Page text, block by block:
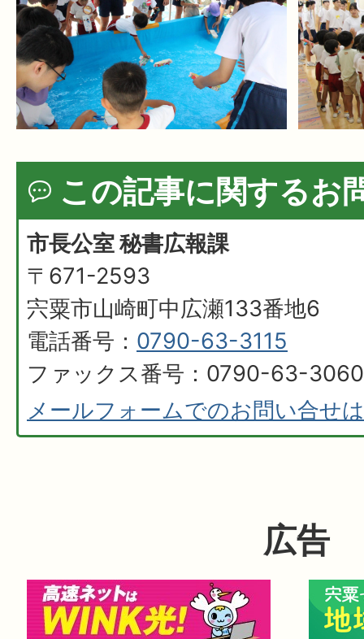
この記事に関するお
市長公室 秘書広報課
〒671-2593
宍粟市山崎町中広瀬133番地6
電話番号： 0790-63-3115
ファックス番号：0790-63-3060
メールフォームでのお問い合せ
広告